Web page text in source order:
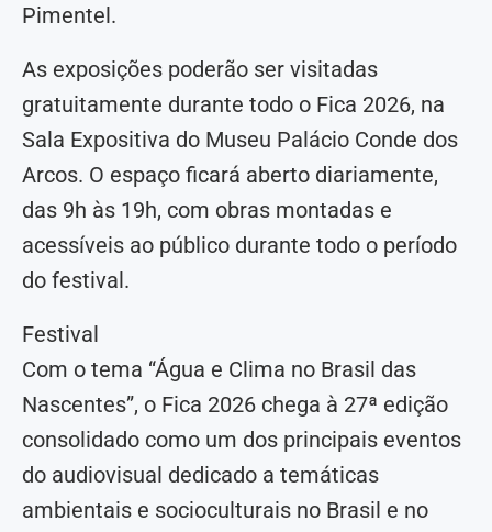
Pimentel.
As exposições poderão ser visitadas
gratuitamente durante todo o Fica 2026, na
Sala Expositiva do Museu Palácio Conde dos
Arcos. O espaço ficará aberto diariamente,
das 9h às 19h, com obras montadas e
acessíveis ao público durante todo o período
do festival.
Festival
Com o tema “Água e Clima no Brasil das
Nascentes”, o Fica 2026 chega à 27ª edição
consolidado como um dos principais eventos
do audiovisual dedicado a temáticas
ambientais e socioculturais no Brasil e no